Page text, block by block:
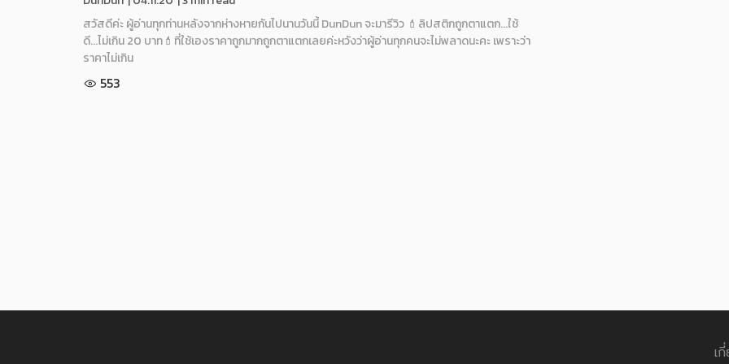
สวัสดีค่ะ ผู้อ่านทุกท่านหลังจากห่างหายกันไปนานวันนี้ DunDun จะมารีวิว 💄ลิปสติกถูกตาแตก...ใช้
ดี...ไม่เกิน 20 บาท💄ที่ใช้เองราคาถูกมากถูกตาแตกเลยค่ะหวังว่าผู้อ่านทุกคนจะไม่พลาดนะคะ เพราะว่า
ราคาไม่เกิน
553
เ